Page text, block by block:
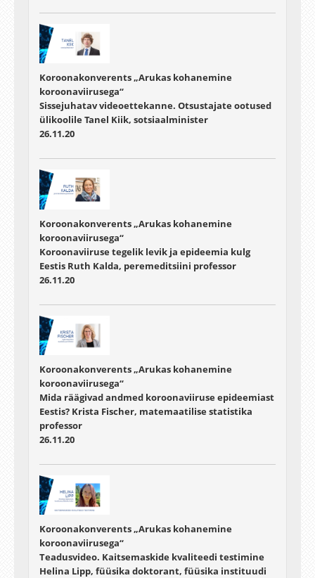
Koroonakonverents „Arukas kohanemine
koroonaviirusega“
Sissejuhatav videoettekanne. Otsustajate ootused
ülikoolile Tanel Kiik, sotsiaalminister
26.11.20
Koroonakonverents „Arukas kohanemine
koroonaviirusega“
Koroonaviiruse tegelik levik ja epideemia kulg
Eestis Ruth Kalda, peremeditsiini professor
26.11.20
Koroonakonverents „Arukas kohanemine
koroonaviirusega“
Mida räägivad andmed koroonaviiruse epideemiast
Eestis? Krista Fischer, matemaatilise statistika
professor
26.11.20
Koroonakonverents „Arukas kohanemine
koroonaviirusega“
Teadusvideo. Kaitsemaskide kvaliteedi testimine
Helina Lipp, füüsika doktorant, füüsika instituudi